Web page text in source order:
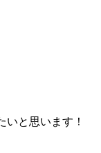
と思います！